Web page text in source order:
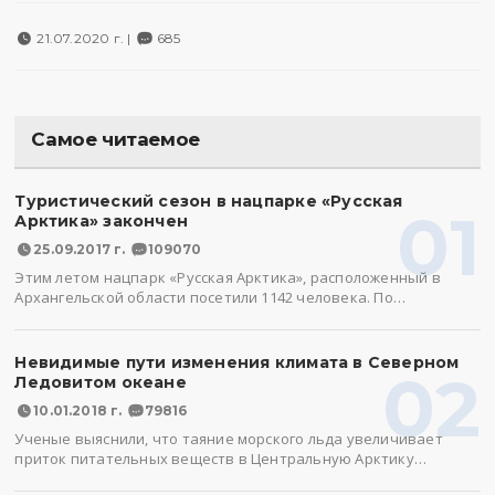
21.07.2020 г. | 685
Самое читаемое
01
Туристический сезон в нацпарке «Русская
Арктика» закончен
25.09.2017 г. 109070
Этим летом нацпарк «Русская Арктика», расположенный в
Архангельской области посетили 1142 человека. По…
02
Невидимые пути изменения климата в Северном
Ледовитом океане
10.01.2018 г. 79816
Ученые выяснили, что таяние морского льда увеличивает
приток питательных веществ в Центральную Арктику…